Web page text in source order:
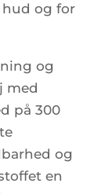
og for
og
med
på 300
og
en